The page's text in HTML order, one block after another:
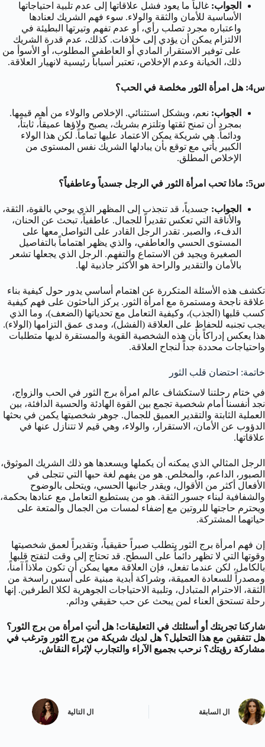
الجواب: غالباً ما يعود فشل علاقاتها إلى عدم تلبية احتياجاتها
الأساسية للأمان والثقة والولاء. سوء فهم الشريك لعنادها
واعتباره مجرد تصلب رأي، أو عدم تفهم وتيرتها البطيئة في
الالتزام يمكن أن يؤدي إلى خلافات. كذلك، عدم قدرة الشريك
على توفير الاستقرار المادي أو العاطفي المطلوب، أو الأسوأ من
ذلك، الخيانة وعدم الإخلاص، تعتبر أسباباً رئيسية لانهيار العلاقة.
س4: هل امرأة الثور مخلصة في الحب؟
الجواب: نعم، وبشكل استثنائي. الإخلاص والولاء من أهم قيمها.
بمجرد أن تمنح ثقتها وتلتزم بشريك، يصبح ولاؤها عميقاً، ثابتاً،
ودائماً. هي شريكة يمكن الاعتماد عليها تماماً. لكن هذا الولاء
الكبير يأتي مع توقع بأن يبادلها الشريك نفس المستوى من
الإخلاص المطلق.
س5: ماذا تحب امرأة الثور في الرجل جسدياً وعاطفياً؟
الجواب: جسدياً، قد تنجذب إلى المظهر الذي يوحي بالقوة، الثقة،
والأناقة التي تعكس تقديراً للجمال. عاطفياً، تبحث عن الحنان،
الدفء، والصبر. تقدر الرجل القادر على التواصل معها على
المستوى الحسي والعاطفي، والذي يظهر اهتماماً بالتفاصيل
الصغيرة ويجيد فن الاستماع والتفهم. الرجل الذي يجعلها تشعر
بالأمان والتقدير والراحة هو الأكثر جاذبية لها.
تكشف هذه الأسئلة المتكررة عن اهتمام أساسي يدور حول كيفية بناء
علاقة ناجحة ومستمرة مع امرأة الثور. يركز الباحثون على فهم كيفية
كسب قلبها (الجذب)، وكيفية التعامل مع تحدياتها (الضعف)، وما الذي
يجب تجنبه للحفاظ على العلاقة (الفشل)، ومدى عمق التزامها (الولاء).
هذا يعكس إدراكاً بأن هذه الشخصية القوية والمستقرة لديها متطلبات
واحتياجات محددة جداً لنجاح العلاقة.
خاتمة: احتضان قلب الثور
في ختام رحلتنا لاستكشاف عالم امرأة برج الثور في الحب والزواج،
نجد أنفسنا أمام شخصية تجمع بين القوة الهادئة والحسية الدافئة، بين
العملية الثابتة والتقدير العميق للجمال. جوهر شخصيتها يكمن في بحثها
الدؤوب عن الأمان، الاستقرار، والولاء، وهي قيم لا تتنازل عنها في
علاقاتها.
الرجل المثالي الذي يمكنه أن يكملها ويسعدها هو ذلك الشريك الموثوق،
الصبور، الداعم، والمخلص. هو من يفهم لغة حبها التي تتجلى في
الأفعال أكثر من الأقوال، ويقدر جانبها الحسي، ويتحلى بالوضوح
والشفافية لبناء جسور الثقة. هو من يستطيع التعامل مع عنادها بحكمة،
ويحترم حاجتها للروتين مع إضفاء لمسات من الجمال والمتعة على
حياتهما المشتركة.
إن فهم امرأة برج الثور يتطلب صبراً حقيقياً، وتقديراً لعمق شخصيتها
وقوتها التي لا تظهر دائماً على السطح. قد تحتاج إلى وقت لتفتح قلبها
بالكامل، لكن عندما تفعل، فإن العلاقة معها يمكن أن تكون ملاذاً آمناً،
ومصدراً للسعادة العميقة، وشراكة أبدية مبنية على أسس راسخة من
الثقة، الاحترام المتبادل، وتلبية الاحتياجات الجوهرية لكلا الطرفين. إنها
رحلة تستحق العناء لمن يبحث عن حب حقيقي ودائم.
شاركنا تجربتك أو أسئلتك في التعليقات! هل أنتِ امرأة من برج الثور؟
هل تتفقين مع هذا التحليل؟ هل لديك شريكة من برج الثور وترغب في
مشاركة رؤيتك؟ نرحب بجميع الآراء والتجارب لإثراء النقاش.
ال السابقة ال التالية